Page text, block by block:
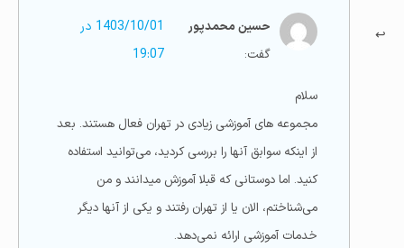
حسین محمدپور
گفت:
1403/10/01 در
19:07
سلام
مجموعه های آموزشی زیادی در تهران فعال هستند. بعد
از اینکه سوابق آنها را بررسی کردید، می‌توانید استفاده
کنید. اما دوستانی که قبلا آموزش میدانند و من
می‌شناختم، الان یا از تهران رفتند و یکی از آنها دیگر
خدمات آموزشی ارائه نمی‌دهد.